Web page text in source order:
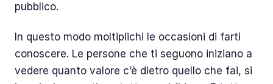
pubblico.
In questo modo moltiplichi le occasioni di farti
conoscere. Le persone che ti seguono iniziano a
vedere quanto valore c’è dietro quello che fai, si